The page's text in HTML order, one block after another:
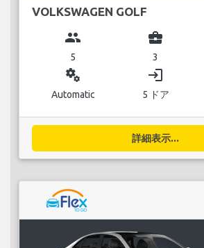
VOLKSWAGEN GOLF
group
5
business_center
3
miscellaneous_services
Automatic
login
5 ドア
詳細表示...